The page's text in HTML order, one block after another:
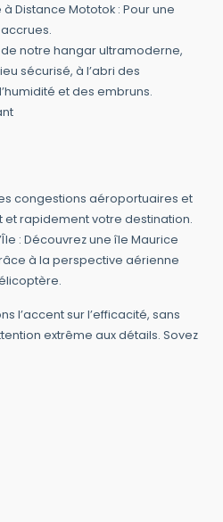
Distance Mototok : Pour une
de notre hangar ultramoderne,
sécurisé, à l’abri des
et des embruns.
congestions aéroportuaires et
rapidement votre destination.
: Découvrez une île Maurice
à la perspective aérienne
l’accent sur l’efficacité, sans
extrême aux détails. Soyez